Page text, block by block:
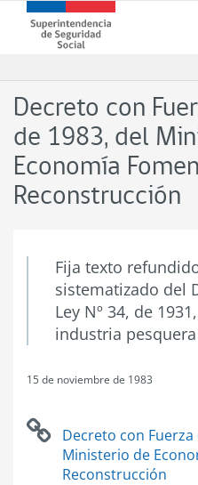
contenido
Superintendencia
de
-
Gobierno
de
Chile
Decreto con
de 1983, del
Economía
Reconstrucción
Fija texto
sistematizado del
Ley Nº 34, de
industria
15 de noviembre de 1983
Decreto con Fuerza
Ministerio de
Reconstrucción